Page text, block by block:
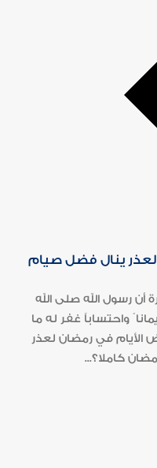
ينال فضل صيام
رسول الله صلى الله
واحتساباً غفر له ما
في رمضان لعذر
كاملا؟...